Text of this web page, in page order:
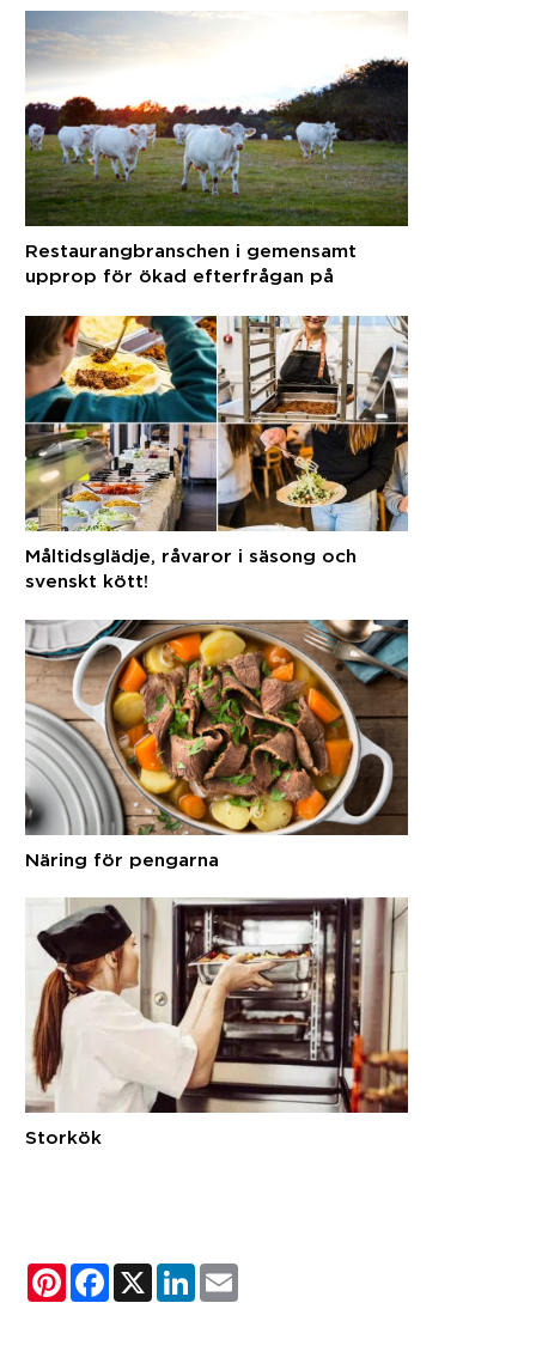
Restaurangbranschen i gemensamt
upprop för ökad efterfrågan på
Måltidsglädje, råvaror i säsong och
svenskt kött!
Näring för pengarna
Storkök
PinterestFacebook
X LinkedIn